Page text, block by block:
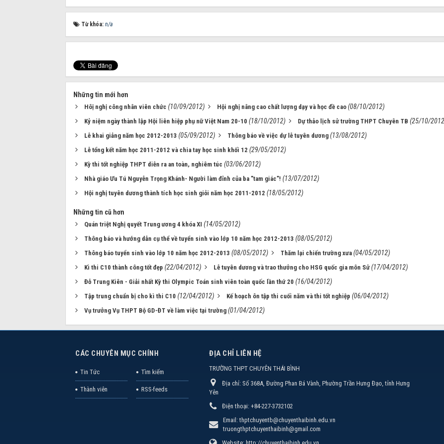
Từ khóa: n/a
Những tin mới hơn
Hôị nghị công nhân viên chức (10/09/2012) Hội nghị nâng cao chất lượng dạy và học đề cao (08/10/2012)
Kỷ niệm ngày thành lập Hội liên hiệp phụ nữ Việt Nam 20-10 (18/10/2012) Dự thảo lịch sử trường THPT Chuyên TB (25/10/
Lễ khai giảng năm học 2012-2013 (05/09/2012) Thông báo về việc dự lễ tuyên dương (13/08/2012)
Lễ tổng kết năm học 2011-2012 và chia tay học sinh khối 12 (29/05/2012)
Kỳ thi tốt nghiệp THPT diễn ra an toàn, nghiêm túc (03/06/2012)
Nhà giáo Ưu Tú Nguyễn Trọng Khánh- Người làm đỉnh của ba "tam giác"! (13/07/2012)
Hội nghị tuyên dương thành tích học sinh giỏi năm học 2011-2012 (18/05/2012)
Những tin cũ hơn
Quán triệt Nghị quyết Trung ương 4 khóa XI (14/05/2012)
Thông báo và hướng dẫn cụ thể về tuyển sinh vào lớp 10 năm học 2012-2013 (08/05/2012)
Thông báo tuyển sinh vào lớp 10 năm học 2012-2013 (08/05/2012) Thăm lại chiến trường xưa (04/05/2012)
Kì thi C10 thành công tốt đẹp (22/04/2012) Lễ tuyên dương và trao thưởng cho HSG quốc gia môn Sử (17/04/2012)
Đỗ Trung Kiên - Giải nhất Kỳ thi Olympic Toán sinh viên toàn quốc lần thứ 20 (16/04/2012)
Tập trung chuẩn bị cho kì thi C10 (12/04/2012) Kế hoạch ôn tập thi cuối năm và thi tốt nghiệp (06/04/2012)
Vụ trưởng Vụ THPT Bộ GD-ĐT về làm việc tại trường (01/04/2012)
CÁC CHUYÊN MỤC CHÍNH
Tin Tức Tìm kiếm
Thành viên RSS-feeds
ĐỊA CHỈ LIÊN HỆ
TRƯỜNG THPT CHUYÊN THÁI BÌNH
Địa chỉ: Số 368A, Đường Phan Bá Vành, Phường Trần Hưng Đạo, tỉnh Hưng
Yên
Điện thoại: +84-227-3732102
Email:thptchuyentb@chuyenthaibinh.edu.vn
truongthptchuyenthaibinh@gmail.com